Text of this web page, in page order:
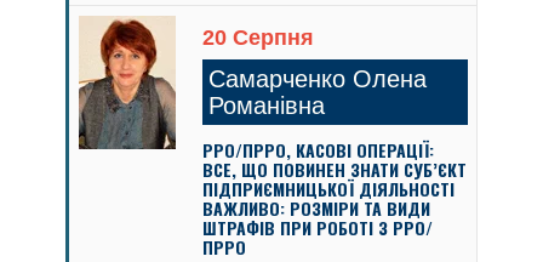
20 Серпня
Самарченко Олена
Романівна
РРО/ПРРО, КАСОВІ ОПЕРАЦІЇ:
ВСЕ, ЩО ПОВИНЕН ЗНАТИ СУБ’ЄКТ
ПІДПРИЄМНИЦЬКОЇ ДІЯЛЬНОСТІ
ВАЖЛИВО: РОЗМІРИ ТА ВИДИ
ШТРАФІВ ПРИ РОБОТІ З РРО/
ПРРО